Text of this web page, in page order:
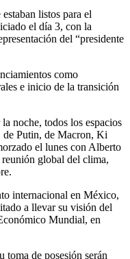
listos para el
el día 3, con la
del “presidente
como
e inicio de la transición
noche, todos los espacios
Putin, de Macron, Ki
el lunes con Alberto
global del clima,
internacional en México,
a llevar su visión del
Mundial, en
toma de posesión serán